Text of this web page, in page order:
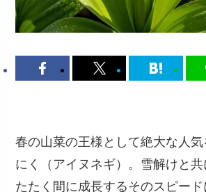
春の山菜の王様として絶大な人
にく（アイヌネギ）。雪解けと共
たたく間に成長するそのスピー